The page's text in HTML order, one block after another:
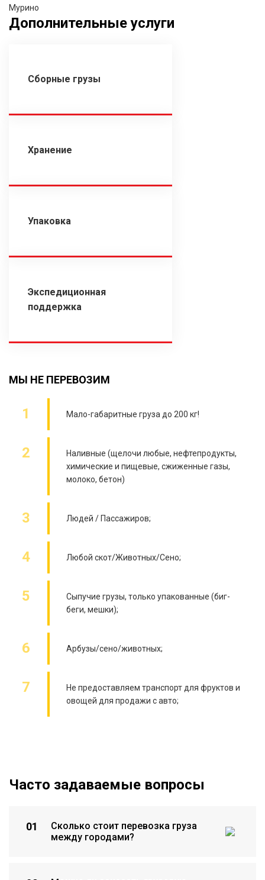
Мурино
Дополнительные услуги
Сборные грузы
Хранение
Упаковка
Экспедиционная
поддержка
МЫ НЕ ПЕРЕВОЗИМ
Мало-габаритные груза до 200 кг!
Наливные (щелочи любые, нефтепродукты,
химические и пищевые, сжиженные газы,
молоко, бетон)
Людей / Пассажиров;
Любой скот/Животных/Сено;
Сыпучие грузы, только упакованные (биг-
беги, мешки);
Арбузы/сено/животных;
Не предоставляем транспорт для фруктов и
овощей для продажи с авто;
Часто задаваемые вопросы
01
Сколько стоит перевозка груза
между городами?